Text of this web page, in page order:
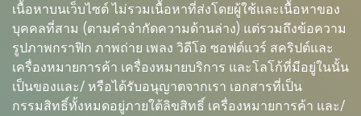
เนื้อหาบนเว็บไซต์ ไม่รวมเนื้อหาที่ส่งโดยผู้ใช้และเนื้อหาของ
บุคคลที่สาม (ตามคำจำกัดความด้านล่าง) แต่รวมถึงข้อความ
รูปภาพกราฟิก ภาพถ่าย เพลง วิดีโอ ซอฟต์แวร์ สคริปต์และ
เครื่องหมายการค้า เครื่องหมายบริการ และโลโก้ที่มีอยู่ในนั้น
เป็นของและ/ หรือได้รับอนุญาตจากเรา เอกสารที่เป็น
กรรมสิทธิ์ทั้งหมดอยู่ภายใต้ลิขสิทธิ์ เครื่องหมายการค้า และ/